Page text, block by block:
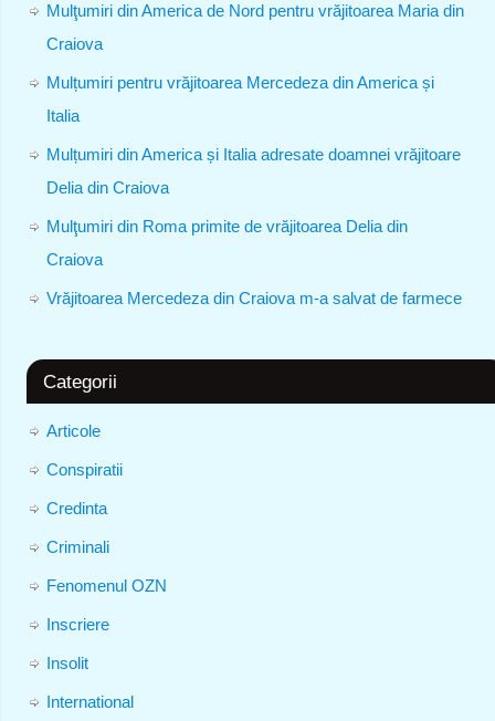
Mulţumiri din America de Nord pentru vrăjitoarea Maria din
Craiova
Mulțumiri pentru vrăjitoarea Mercedeza din America și
Italia
Mulțumiri din America și Italia adresate doamnei vrăjitoare
Delia din Craiova
Mulţumiri din Roma primite de vrăjitoarea Delia din
Craiova
Vrăjitoarea Mercedeza din Craiova m-a salvat de farmece
Categorii
Articole
Conspiratii
Credinta
Criminali
Fenomenul OZN
Inscriere
Insolit
International